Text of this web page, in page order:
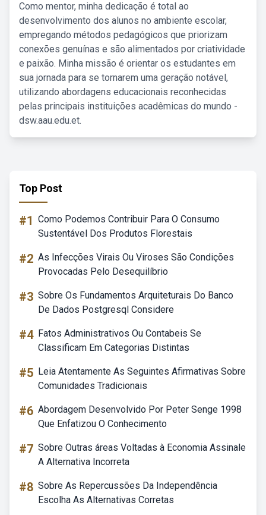
Como mentor, minha dedicação é total ao
desenvolvimento dos alunos no ambiente escolar,
empregando métodos pedagógicos que priorizam
conexões genuínas e são alimentados por criatividade
e paixão. Minha missão é orientar os estudantes em
sua jornada para se tornarem uma geração notável,
utilizando abordagens educacionais reconhecidas
pelas principais instituições acadêmicas do mundo -
dsw.aau.edu.et.
Top Post
#1 Como Podemos Contribuir Para O Consumo
Sustentável Dos Produtos Florestais
#2 As Infecções Virais Ou Viroses São Condições
Provocadas Pelo Desequilíbrio
#3 Sobre Os Fundamentos Arquiteturais Do Banco
De Dados Postgresql Considere
#4 Fatos Administrativos Ou Contabeis Se
Classificam Em Categorias Distintas
#5 Leia Atentamente As Seguintes Afirmativas Sobre
Comunidades Tradicionais
#6 Abordagem Desenvolvido Por Peter Senge 1998
Que Enfatizou O Conhecimento
#7 Sobre Outras áreas Voltadas à Economia Assinale
A Alternativa Incorreta
#8 Sobre As Repercussões Da Independência
Escolha As Alternativas Corretas